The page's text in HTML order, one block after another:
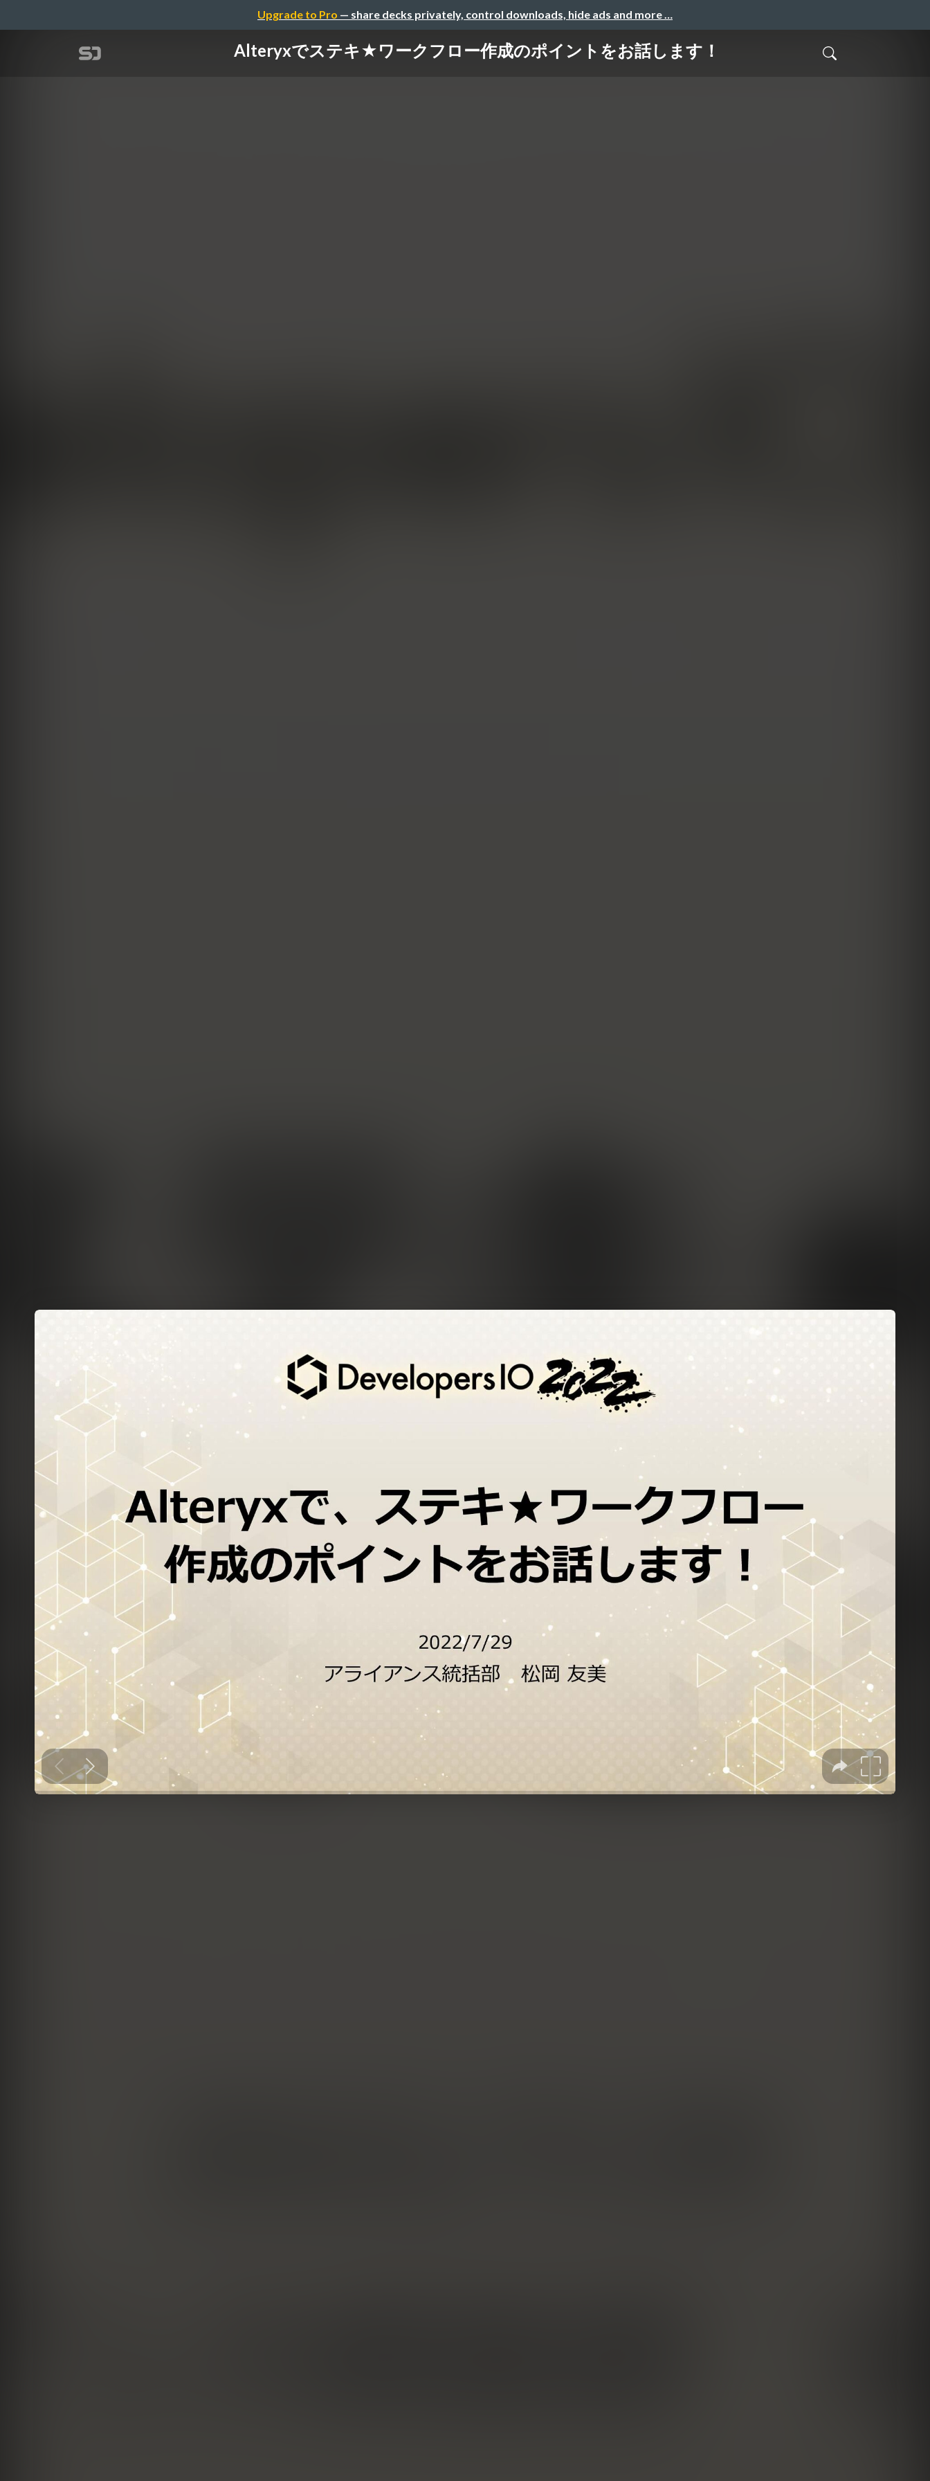
Upgrade to Pro — share decks privately, control downloads, hide ads and more …
Alteryxでステキ★ワークフロー作成のポイントをお話します！